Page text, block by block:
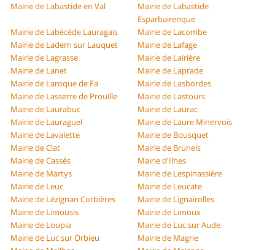
Mairie de Labastide en Val
Mairie de Labastide
Esparbairenque
Mairie de Labécède Lauragais
Mairie de Lacombe
Mairie de Ladern sur Lauquet
Mairie de Lafage
Mairie de Lagrasse
Mairie de Lairière
Mairie de Lanet
Mairie de Laprade
Mairie de Laroque de Fa
Mairie de Lasbordes
Mairie de Lasserre de Prouille
Mairie de Lastours
Mairie de Laurabuc
Mairie de Laurac
Mairie de Lauraguel
Mairie de Laure Minervois
Mairie de Lavalette
Mairie de Bousquet
Mairie de Clat
Mairie de Brunels
Mairie de Cassés
Mairie d'Ilhes
Mairie de Martys
Mairie de Lespinassière
Mairie de Leuc
Mairie de Leucate
Mairie de Lézignan Corbières
Mairie de Lignairolles
Mairie de Limousis
Mairie de Limoux
Mairie de Loupia
Mairie de Luc sur Aude
Mairie de Luc sur Orbieu
Mairie de Magrie